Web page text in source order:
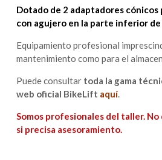
Dotado de 2 adaptadores cónicos
con agujero en la parte inferior
Equipamiento profesional
mantenimiento como para el
Puede consultar toda la gama
web oficial BikeLift aquí.
Somos profesionales del taller.
si precisa asesoramiento.